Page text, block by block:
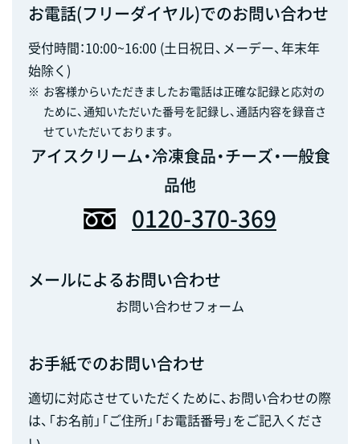
お電話(フリーダイヤル)でのお問い合わせ
受付時間：10:00~16:00 (土日祝日、メーデー、年末年
始除く)
※ お客様からいただきましたお電話は正確な記録と応対の
ために、通知いただいた番号を記録し、通話内容を録音さ
せていただいております。
アイスクリーム・冷凍食品・チーズ・一般食
品他
0120-370-369
メールによるお問い合わせ
お問い合わせフォーム
お手紙でのお問い合わせ
適切に対応させていただくために、お問い合わせの際
は、「お名前」「ご住所」「お電話番号」をご記入くださ